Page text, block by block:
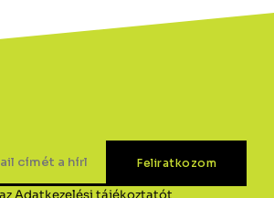
Adatkezelési tájékoztatót